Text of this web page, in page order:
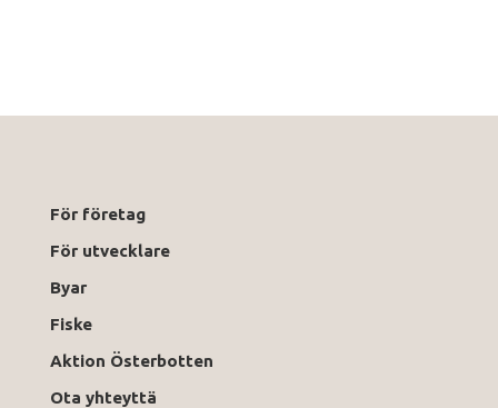
För företag
För utvecklare
Byar
Fiske
Aktion Österbotten
Ota yhteyttä